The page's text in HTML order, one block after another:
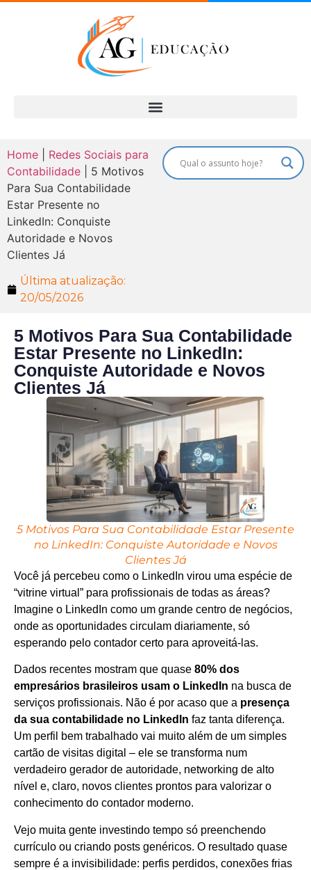
Home
Redes Sociais para
Contabilidade
5 Motivos
Para Sua Contabilidade
Estar Presente no
LinkedIn: Conquiste
Autoridade e Novos
Clientes Já
Última atualização:
20/05/2026
5 Motivos Para Sua Contabilidade
Estar Presente no LinkedIn:
Conquiste Autoridade e Novos
Clientes Já
5 Motivos Para Sua Contabilidade Estar Presente
no LinkedIn: Conquiste Autoridade e Novos
Clientes Já
Você já percebeu como o LinkedIn virou uma espécie de
“vitrine virtual” para profissionais de todas as áreas?
Imagine o LinkedIn como um grande centro de negócios,
onde as oportunidades circulam diariamente, só
esperando pelo contador certo para aproveitá-las.
Dados recentes mostram que quase 80% dos
empresários brasileiros usam o LinkedIn na busca de
serviços profissionais. Não é por acaso que a presença
da sua contabilidade no LinkedIn faz tanta diferença.
Um perfil bem trabalhado vai muito além de um simples
cartão de visitas digital – ele se transforma num
verdadeiro gerador de autoridade, networking de alto
nível e, claro, novos clientes prontos para valorizar o
conhecimento do contador moderno.
Vejo muita gente investindo tempo só preenchendo
currículo ou criando posts genéricos. O resultado quase
sempre é a invisibilidade: perfis perdidos, conexões frias